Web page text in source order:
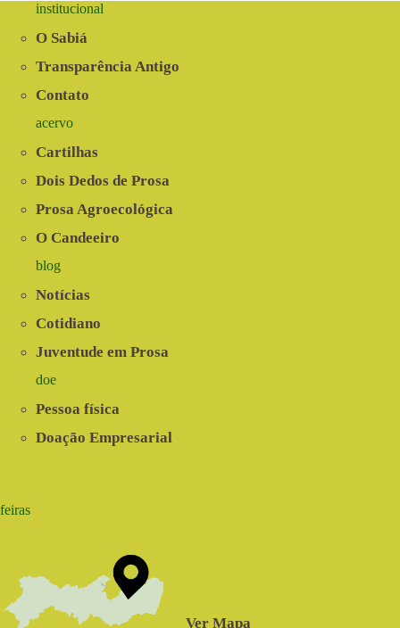
institucional
O Sabiá
Transparência Antigo
Contato
acervo
Cartilhas
Dois Dedos de Prosa
Prosa Agroecológica
O Candeeiro
blog
Notícias
Cotidiano
Juventude em Prosa
doe
Pessoa física
Doação Empresarial
feiras
Ver Mapa